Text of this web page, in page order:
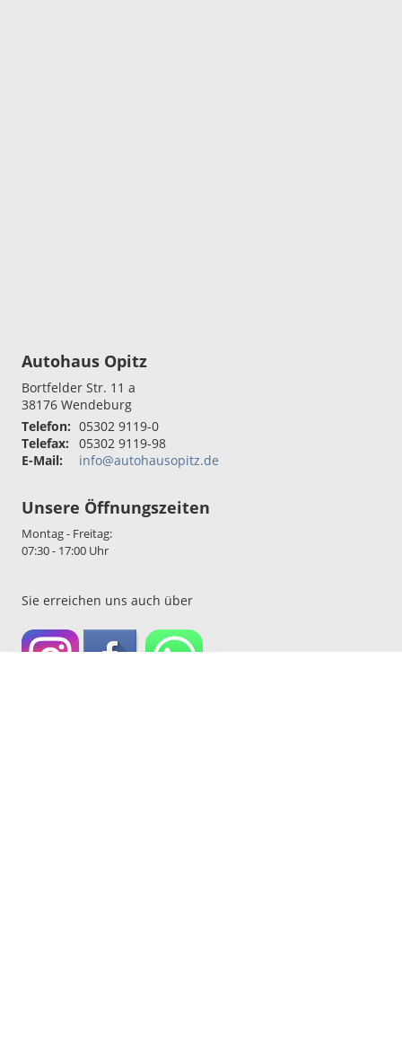
Autohaus Opitz
Bortfelder Str. 11 a
38176 Wendeburg
Telefon: 05302 9119-0
Telefax:
05302 9119-98
E-Mail:
info@autohausopitz.de
Unsere Öffnungszeiten
Montag - Freitag:
07:30 - 17:00 Uhr
Sie erreichen uns auch über